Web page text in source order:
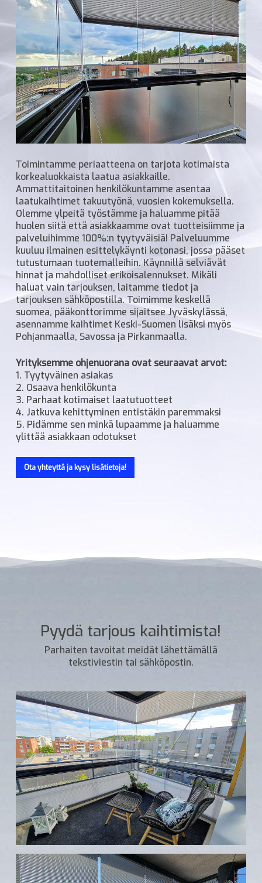
Toimintamme periaatteena on tarjota kotimaista
korkealuokkaista laatua asiakkaille.
Ammattitaitoinen henkilökuntamme asentaa
laatukaihtimet takuutyönä, vuosien kokemuksella.
Olemme ylpeitä työstämme ja haluamme pitää
huolen siitä että asiakkaamme ovat tuotteisiimme ja
palveluihimme 100%:n tyytyväisiä! Palveluumme
kuuluu ilmainen esittelykäynti kotonasi, jossa pääset
tutustumaan tuotemalleihin. Käynnillä selviävät
hinnat ja mahdolliset erikoisalennukset. Mikäli
haluat vain tarjouksen, laitamme tiedot ja
tarjouksen sähköpostilla. Toimimme keskellä
suomea, pääkonttorimme sijaitsee Jyväskylässä,
asennamme kaihtimet Keski-Suomen lisäksi myös
Pohjanmaalla, Savossa ja Pirkanmaalla.
Yrityksemme ohjenuorana ovat seuraavat arvot:
1. Tyytyväinen asiakas
2. Osaava henkilökunta
3. Parhaat kotimaiset laatutuotteet
4. Jatkuva kehittyminen entistäkin paremmaksi
5. Pidämme sen minkä lupaamme ja haluamme
ylittää asiakkaan odotukset
Ota yhteyttä ja kysy lisätietoja!
Pyydä tarjous kaihtimista!
Parhaiten tavoitat meidät lähettämällä
tekstiviestin tai sähköpostin.